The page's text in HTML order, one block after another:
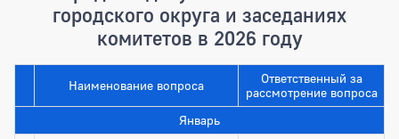
городского округа и заседаниях
комитетов в 2026 году
Наименование вопроса
Ответственный за
рассмотрение вопроса
Январь